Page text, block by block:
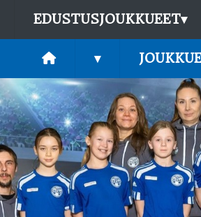
EDUSTUSJOUKKUEET▾
▾